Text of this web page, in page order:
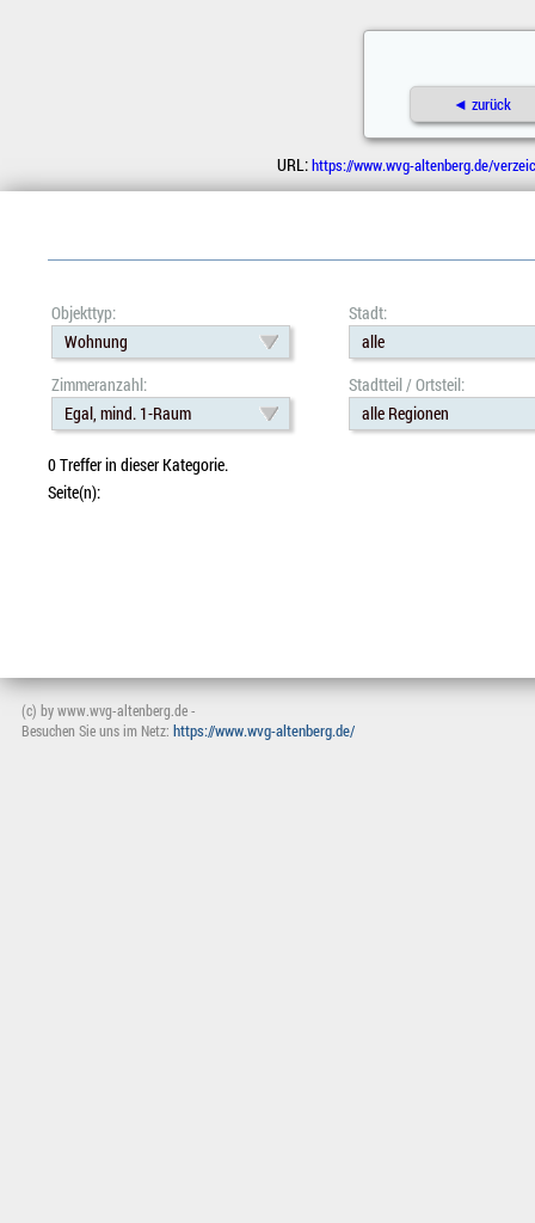
◄ zurück
URL:https://www.wvg-altenberg.de/
Objekttyp:
Wohnung
Zimmeranzahl:
Egal, mind. 1-Raum
Stadt:
alle
Stadtteil / Ortsteil:
alle Regionen
0 Treffer in dieser Kategorie.
Seite(n):
(c) by www.wvg-altenberg.de -
Besuchen Sie uns im Netz: https://www.wvg-altenberg.de/